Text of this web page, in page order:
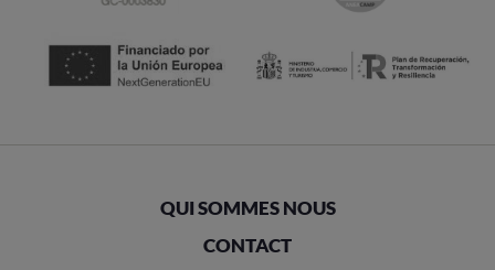
QUI SOMMES NOUS
CONTACT